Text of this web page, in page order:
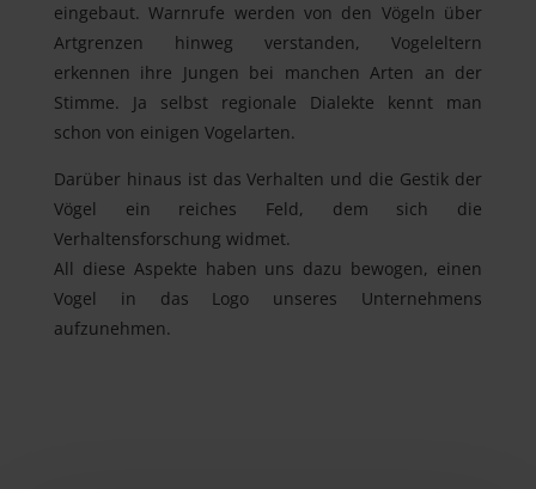
eingebaut. Warnrufe werden von den Vögeln über
Artgrenzen hinweg verstanden, Vogeleltern
erkennen ihre Jungen bei manchen Arten an der
Stimme. Ja selbst regionale Dialekte kennt man
schon von einigen Vogelarten.
Darüber hinaus ist das Verhalten und die Gestik der
Vögel ein reiches Feld, dem sich die
Verhaltensforschung widmet.
All diese Aspekte haben uns dazu bewogen, einen
Vogel in das Logo unseres Unternehmens
aufzunehmen.